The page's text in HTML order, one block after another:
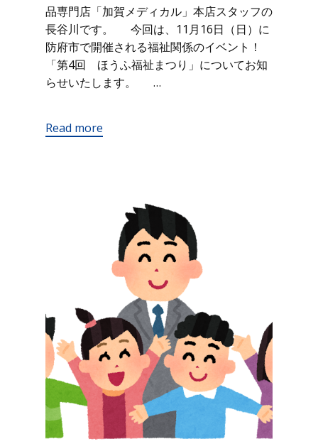
品専門店「加賀メディカル」本店スタッフの
長谷川です。 今回は、11月16日（日）に
防府市で開催される福祉関係のイベント！
「第4回 ほうふ福祉まつり」についてお知
らせいたします。 …
Read more